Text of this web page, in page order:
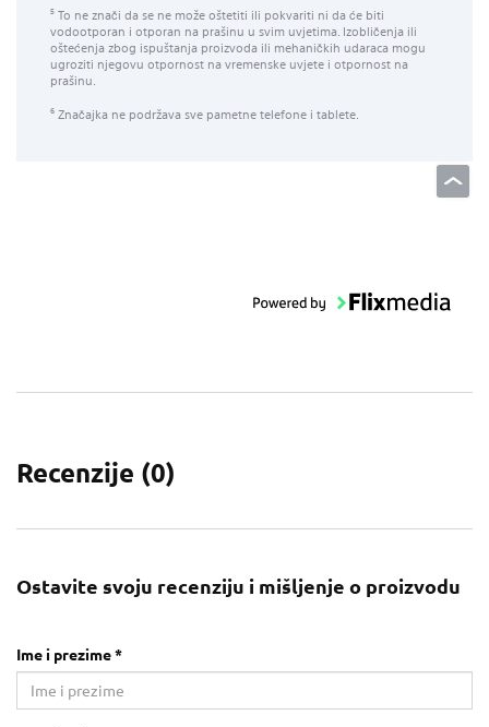
5 To ne znači da se ne može oštetiti ili pokvariti ni da će biti
vodootporan i otporan na prašinu u svim uvjetima. Izobličenja ili
oštećenja zbog ispuštanja proizvoda ili mehaničkih udaraca mogu
ugroziti njegovu otpornost na vremenske uvjete i otpornost na
prašinu.
6 Značajka ne podržava sve pametne telefone i tablete.
Recenzije (0)
Ostavite svoju recenziju i mišljenje o proizvodu
Ime i prezime *